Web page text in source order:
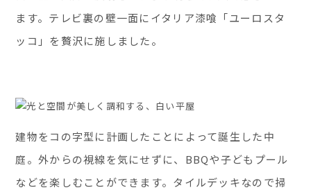
ます。テレビ裏の壁一面にイタリア漆喰「ユーロスタ
ッコ」を贅沢に施しました。
建物をコの字型に計画したことによって誕生した中
庭。外からの視線を気にせずに、BBQや子どもプール
などを楽しむことができます。タイルデッキなので掃